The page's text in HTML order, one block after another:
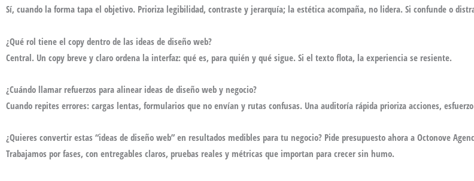
Sí, cuando la forma tapa el objetivo. Prioriza legibilidad, contraste y jerarquía; la estética acompaña, no lidera. Si confunde o
¿Qué rol tiene el copy dentro de las ideas de diseño web?
Central. Un copy breve y claro ordena la interfaz: qué es, para quién y qué sigue. Si el texto flota, la experiencia se resiente.
¿Cuándo llamar refuerzos para alinear ideas de diseño web y negocio?
Cuando repites errores: cargas lentas, formularios que no envían y rutas confusas. Una auditoría rápida prioriza acciones,
¿Quieres convertir estas “ideas de diseño web” en resultados medibles para tu negocio? Pide presupuesto ahora a Octonove
Trabajamos por fases, con entregables claros, pruebas reales y métricas que importan para crecer sin humo.